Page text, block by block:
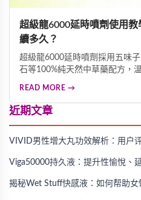
超級龍6000延時噴劑使用
續多久？
超級龍6000延時噴劑採用五味
石等100%純天然中草藥配方，
無任何副作用，是改善早洩、提
READ MORE →
近期文章
VIVID男性增大丸功效解析：用户
Viga50000持久液：提升性愉悅、
揭秘Wet Stuff快感液：如何帮助